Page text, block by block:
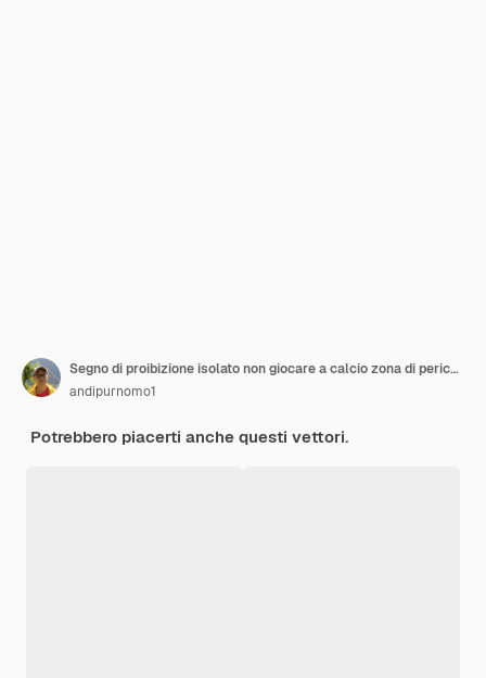
Segno di proibizione isolato non giocare a calcio zona di pericolo per giocare a calcio etichetta
andipurnomo1
Potrebbero piacerti anche questi vettori.